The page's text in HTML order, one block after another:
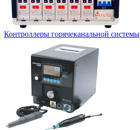
Контроллеры горячеканальной системы